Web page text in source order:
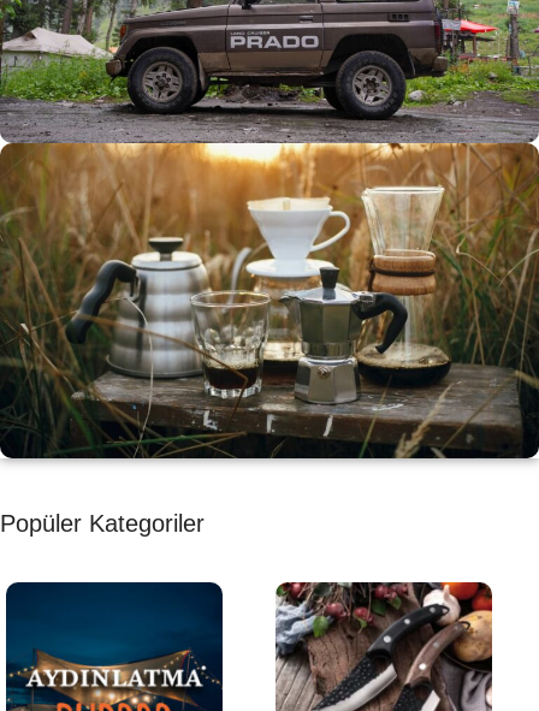
ARAÇ AKSESUARLARI
SATIŞ VE MONTAJ
Keşfet
KAHVE KEYFİ
Kahvemizi Denediniz mi ?
Keşfet
Popüler Kategoriler